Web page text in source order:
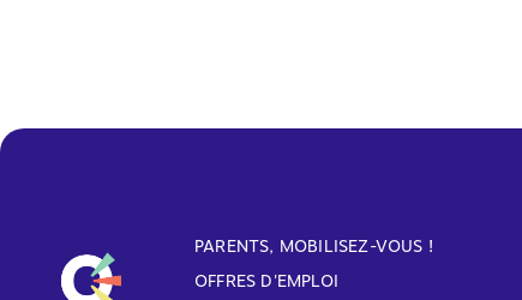
PARENTS, MOBILISEZ-VOUS !
OFFRES D'EMPLOI